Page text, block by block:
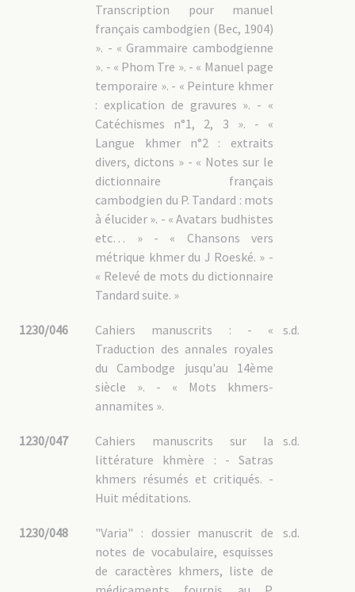
Transcription pour manuel
français cambodgien (Bec, 1904)
». - « Grammaire cambodgienne
». - « Phom Tre ». - « Manuel page
temporaire ». - « Peinture khmer
: explication de gravures ». - «
Catéchismes n°1, 2, 3 ». - «
Langue khmer n°2 : extraits
divers, dictons » - « Notes sur le
dictionnaire français
cambodgien du P. Tandard : mots
à élucider ». - « Avatars budhistes
etc… » - « Chansons vers
métrique khmer du J Roeské. » -
« Relevé de mots du dictionnaire
Tandard suite. »
1230/046 s.d.
Cahiers manuscrits : - «
Traduction des annales royales
du Cambodge jusqu'au 14ème
siècle ». - « Mots khmers-
annamites ».
1230/047 s.d.
Cahiers manuscrits sur la
littérature khmère : - Satras
khmers résumés et critiqués. -
Huit méditations.
1230/048 s.d.
"Varia" : dossier manuscrit de
notes de vocabulaire, esquisses
de caractères khmers, liste de